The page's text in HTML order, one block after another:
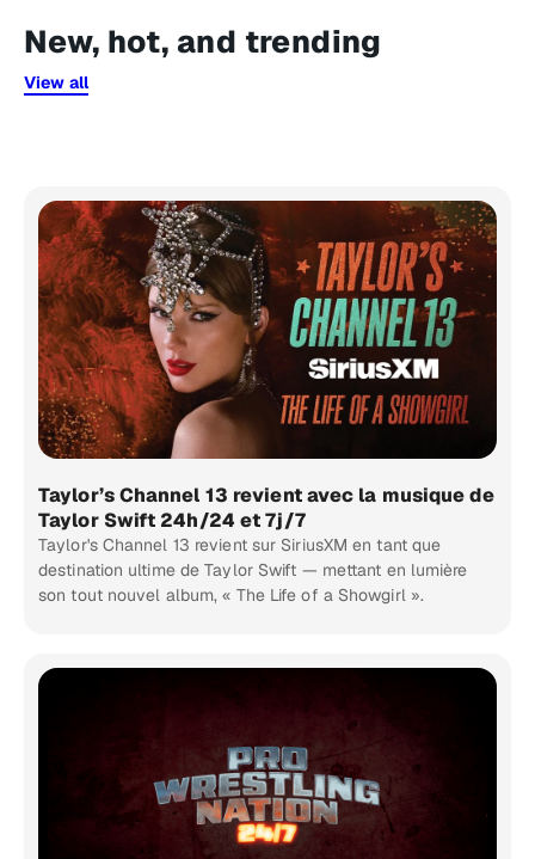
New, hot, and trending
View all
Taylor’s Channel 13 revient avec la musique de
Taylor Swift 24h/24 et 7j/7
Taylor's Channel 13 revient sur SiriusXM en tant que
destination ultime de Taylor Swift — mettant en lumière
son tout nouvel album, « The Life of a Showgirl ».